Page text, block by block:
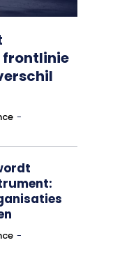
frontlinie
-
-